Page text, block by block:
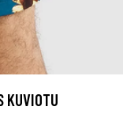
KUVIOTU